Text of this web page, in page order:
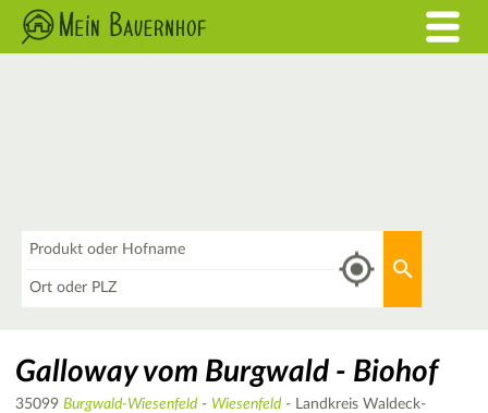
Galloway vom Burgwald - Biohof
35099 Burgwald-Wiesenfeld - Wiesenfeld - Landkreis Waldeck-